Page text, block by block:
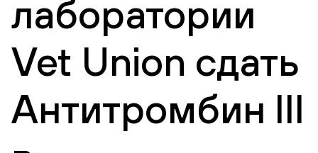
лаборатории
Vet Union сдать
Антитромбин III